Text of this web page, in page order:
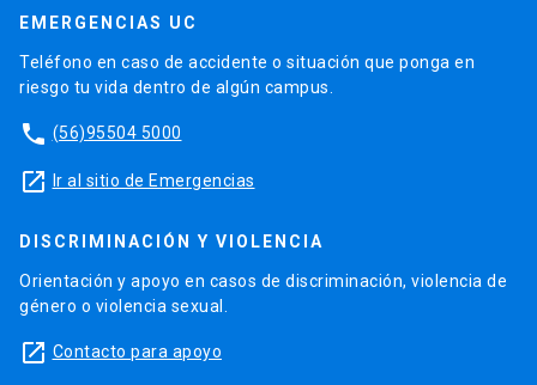
EMERGENCIAS UC
Teléfono en caso de accidente o situación que ponga en
riesgo tu vida dentro de algún campus.
phone (56)95504 5000
launch Ir al sitio de Emergencias
DISCRIMINACIÓN Y VIOLENCIA
Orientación y apoyo en casos de discriminación, violencia de
género o violencia sexual.
launch Contacto para apoyo